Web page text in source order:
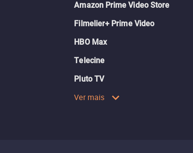
Amazon Prime Video Store
Filmelier+ Prime Video
HBO Max
Telecine
Pluto TV
Ver mais